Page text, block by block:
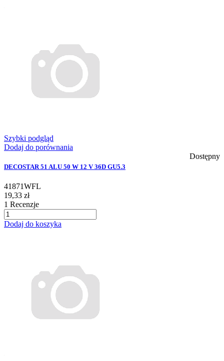
Szybki podgląd
Dodaj do porównania
Dostępny
DECOSTAR 51 ALU 50 W 12 V 36D GU5.3
41871WFL
19,33 zł
1 Recenzje
Dodaj do koszyka